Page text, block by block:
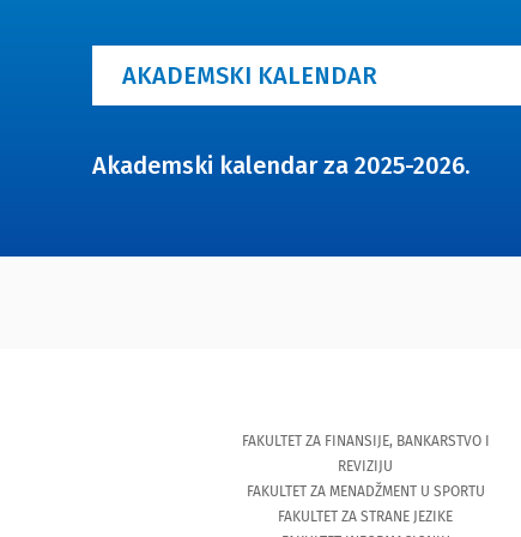
AKADEMSKI KALENDAR
Akademski kalendar za 2025-2026.
FAKULTET ZA FINANSIJE, BANKARSTVO I
REVIZIJU
FAKULTET ZA MENADŽMENT U SPORTU
FAKULTET ZA STRANE JEZIKE